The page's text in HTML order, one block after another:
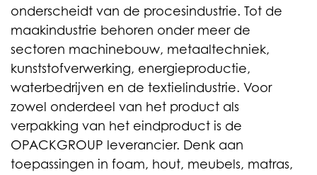
onderscheidt van de procesindustrie. Tot de
maakindustrie behoren onder meer de
sectoren machinebouw, metaaltechniek,
kunststofverwerking, energieproductie,
waterbedrijven en de textielindustrie. Voor
zowel onderdeel van het product als
verpakking van het eindproduct is de
OPACKGROUP leverancier. Denk aan
toepassingen in foam, hout, meubels, matras,